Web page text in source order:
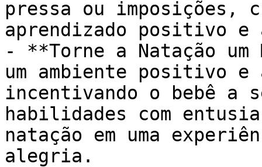
pressa ou imposições,
aprendizado positivo e
- **Torne a Natação
um ambiente positivo
incentivando o bebê
habilidades com
natação em uma
alegria.